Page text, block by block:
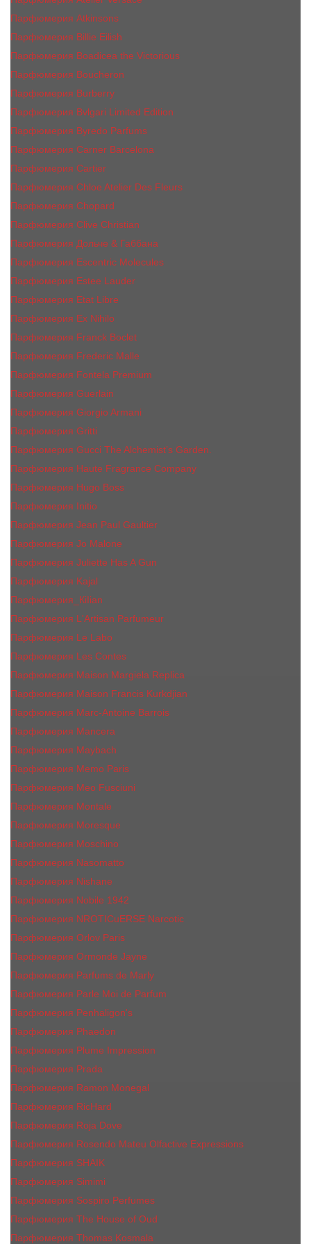
Парфюмерия Atkinsons
Парфюмерия Billie Eilish
Парфюмерия Boadicea the Victorious
Парфюмерия Boucheron
Парфюмерия Burberry
Парфюмерия Bvlgari Limited Edition
Парфюмерия Byredo Parfums
Парфюмерия Carner Barcelona
Парфюмерия Cartier
Парфюмерия Chloe Atelier Des Fleurs
Парфюмерия Сhopard
Парфюмерия Clive Christian
Парфюмерия Дольче & Габбана
Парфюмерия Escentric Molecules
Парфюмерия Estee Lаudеr
Парфюмерия Etat Libre
Парфюмерия Ex Nihilo
Парфюмерия Franck Boclet
Парфюмерия Frеderic Mаlle
Парфюмерия Fontela Premium
Парфюмерия Guerlain
Парфюмерия Giorgio Armani
Парфюмерия Gritti
Парфюмерия Gucci The Alchemist’s Garden.
Парфюмерия Haute Fragrance Company
Парфюмерия Hugo Boss
Парфюмерия Initio
Парфюмерия Jean Paul Gaultier
Парфюмерия Jо Malоnе
Парфюмерия Juliette Has A Gun
Парфюмерия Kajal
Парфюмерия_КiIiаn
Парфюмерия L'Artisan Parfumeur
Парфюмерия Le Labo
Парфюмерия Les Contes
Парфюмерия Maison Margiela Replica
Парфюмерия Maison Francis Kurkdjian
Парфюмерия Marc-Antoine Barrois
Парфюмерия Mancera
Парфюмерия Maybach
Парфюмерия Memo Paris
Парфюмерия Meo Fusciuni
Парфюмерия Montale
Парфюмерия Moresque
Парфюмерия Moschino
Парфюмерия Nasomatto
Парфюмерия Nishane
Парфюмерия Nobile 1942
Парфюмерия NROTICuERSE Narcotic
Парфюмерия Orlov Paris
Парфюмерия Ormonde Jayne
Парфюмерия Parfums de Marly
Парфюмерия Parle Moi de Parfum
Парфюмерия Penhaligon's
Парфюмерия Phaedon
Парфюмерия Plume Impression
Парфюмерия Prada
Парфюмерия Ramon Monegal
Парфюмерия RicHard
Парфюмерия Roja Dove
Парфюмерия Rosendo Mateu Olfactive Expressions
Парфюмерия SHAIK
Парфюмерия Simimi
Парфюмерия Sospiro Perfumes
Парфюмерия The House of Oud
Парфюмерия Thomas Kosmala